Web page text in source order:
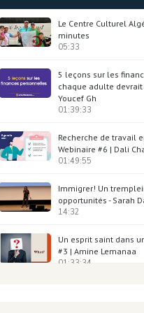
Le Centre Culturel
minutes
05:33
5 leçons sur les
chaque adulte
Youcef Gh
01:39:33
Recherche de travail
Webinaire #6 | Dali
01:49:55
Immigrer! Un
opportunités - Sarah
14:32
Un esprit saint dans
#3 | Amine Lemanaa
01:33:34